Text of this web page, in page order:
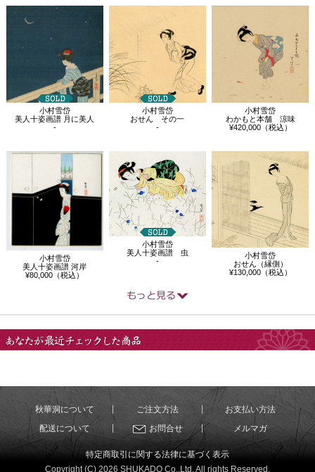
関連商品
小村雪岱
美人十姿画譜 月に美人
-
小村雪岱
おせん その一
-
小村雪岱
わかもと本舗 涼味
¥420,000（税込）
小村雪岱
美人十姿画譜 河岸
¥80,000（税込）
小村雪岱
美人十姿画譜 虫
-
小村雪岱
おせん（縁側）
¥130,000（税込）
秋華洞について ご注文方法
お支払い方法
配送について
お問合せ メルマガ
特定商取引に関する法律に基づく表示
Copyright (C) 2026 SHUKADO Co.,Ltd. All rights Reserved.